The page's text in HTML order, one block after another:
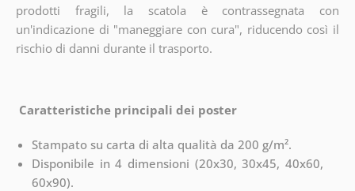
prodotti fragili, la scatola è contrassegnata con
un'indicazione di "maneggiare con cura", riducendo così il
rischio di danni durante il trasporto.
Caratteristiche principali dei poster
Stampato su carta di alta qualità da 200 g/m².
Disponibile in 4 dimensioni (20x30, 30x45, 40x60,
60x90).